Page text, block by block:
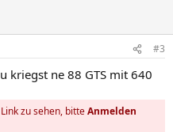
#3
kriegst ne 88 GTS mit 640
zu sehen, bitteAnmelden